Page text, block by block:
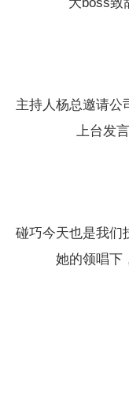
主持人杨总邀请公
上台发
碰巧今天也是我们
她的领唱下